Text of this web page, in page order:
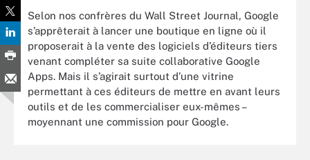
Selon nos confrères du Wall Street Journal, Google
s’apprêterait à lancer une boutique en ligne où il
proposerait à la vente des logiciels d’éditeurs tiers
venant compléter sa suite collaborative Google
Apps. Mais il s’agirait surtout d’une vitrine
permettant à ces éditeurs de mettre en avant leurs
outils et de les commercialiser eux-mêmes –
moyennant une commission pour Google.